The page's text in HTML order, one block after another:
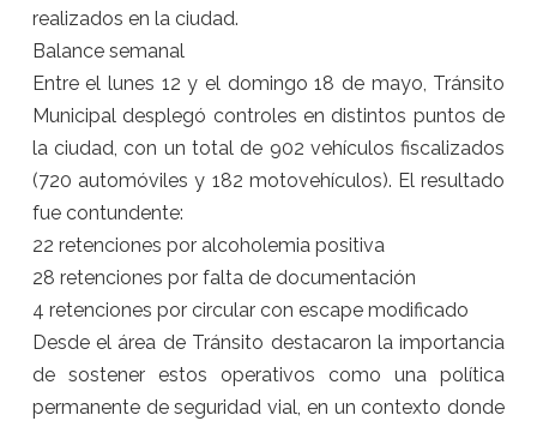
realizados en la ciudad.
Balance semanal
Entre el lunes 12 y el domingo 18 de mayo, Tránsito
Municipal desplegó controles en distintos puntos de
la ciudad, con un total de 902 vehículos fiscalizados
(720 automóviles y 182 motovehículos). El resultado
fue contundente:
22 retenciones por alcoholemia positiva
28 retenciones por falta de documentación
4 retenciones por circular con escape modificado
Desde el área de Tránsito destacaron la importancia
de sostener estos operativos como una política
permanente de seguridad vial, en un contexto donde